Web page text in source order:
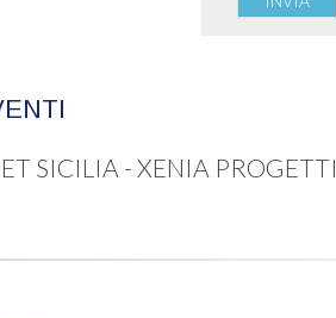
SICILIA - XENIA PROGETTI